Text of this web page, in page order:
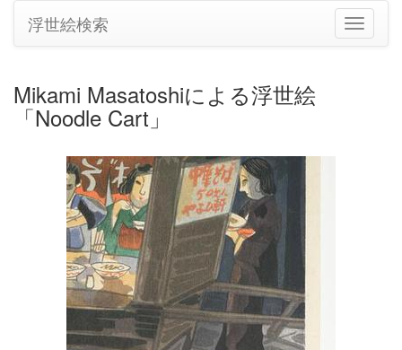
ナ
ビ
浮世絵検索
Mikami Masatoshiによる浮世絵
「Noodle Cart」